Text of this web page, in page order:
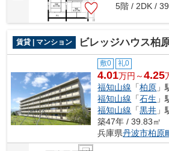
5階 / 2DK /
賃貸 | マンション ビレッジハウス柏
敷0 礼0
4.01万円～4.25
福知山線 「柏原 」
福知山線 「石生 」
福知山線 「黒井 」
築47年 / 39.83㎡
兵庫県丹波市柏原